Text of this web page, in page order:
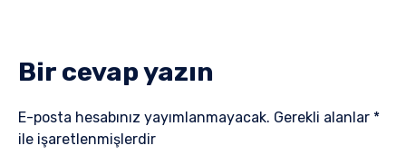
Bir cevap yazın
E-posta hesabınız yayımlanmayacak. Gerekli alanlar *
ile işaretlenmişlerdir